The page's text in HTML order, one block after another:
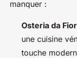
manquer :
Osteria da
une cuisine
touche